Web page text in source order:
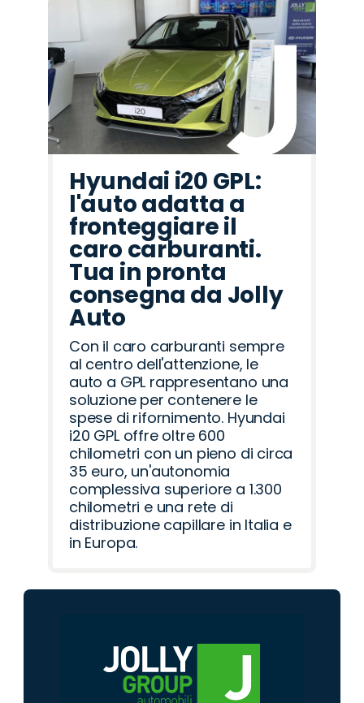
Hyundai i20 GPL:
l'auto adatta a
fronteggiare il
caro carburanti.
Tua in pronta
consegna da Jolly
Auto
Con il caro carburanti sempre
al centro dell'attenzione, le
auto a GPL rappresentano una
soluzione per contenere le
spese di rifornimento. Hyundai
i20 GPL offre oltre 600
chilometri con un pieno di circa
35 euro, un'autonomia
complessiva superiore a 1.300
chilometri e una rete di
distribuzione capillare in Italia e
in Europa.